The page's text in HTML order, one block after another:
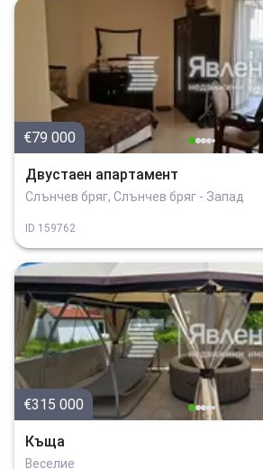
€79 000
Двустаен апартамент
Слънчев бряг, Слънчев бряг - Запад
ID 159762
€315 000
Къща
Веселие